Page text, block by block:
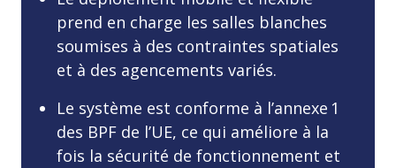
prend en charge les salles blanches
soumises à des contraintes spatiales
et à des agencements variés.
Le système est conforme à l’annexe 1
des BPF de l’UE, ce qui améliore à la
fois la sécurité de fonctionnement et